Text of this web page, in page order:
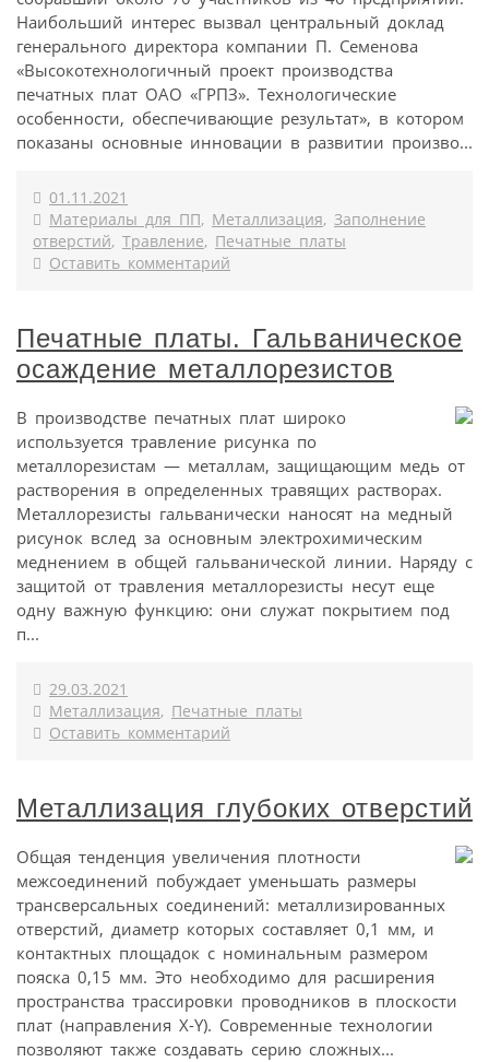
Наибольший интерес вызвал центральный доклад
генерального директора компании П. Семенова
«Высокотехнологичный проект производства
печатных плат ОАО «ГРПЗ». Технологические
особенности, обеспечивающие результат», в котором
показаны основные инновации в развитии произво...
01.11.2021
Материалы для ПП, Металлизация, Заполнение
отверстий, Травление, Печатные платы
Оставить комментарий
Печатные платы. Гальваническое
осаждение металлорезистов
В производстве печатных плат широко
используется травление рисунка по
металлорезистам — металлам, защищающим медь от
растворения в определенных травящих растворах.
Металлорезисты гальванически наносят на медный
рисунок вслед за основным электрохимическим
меднением в общей гальванической линии. Наряду с
защитой от травления металлорезисты несут еще
одну важную функцию: они служат покрытием под
п...
29.03.2021
Металлизация, Печатные платы
Оставить комментарий
Металлизация глубоких отверстий
Общая тенденция увеличения плотности
межсоединений побуждает уменьшать размеры
трансверсальных соединений: металлизированных
отверстий, диаметр которых составляет 0,1 мм, и
контактных площадок с номинальным размером
пояска 0,15 мм. Это необходимо для расширения
пространства трассировки проводников в плоскости
плат (направления X-Y). Современные технологии
позволяют также создавать серию сложных...